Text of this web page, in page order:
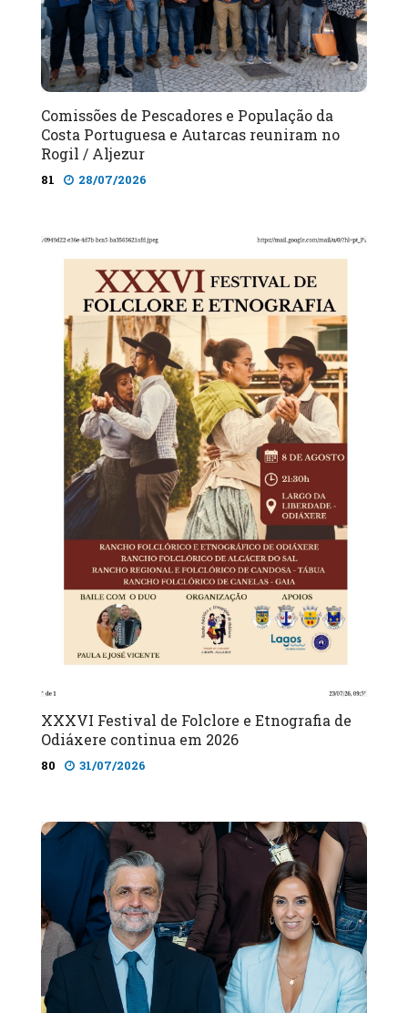
Comissões de Pescadores e População da
Costa Portuguesa e Autarcas reuniram no
Rogil / Aljezur
81 28/07/2026
XXXVI Festival de Folclore e Etnografia de
Odiáxere continua em 2026
80 31/07/2026